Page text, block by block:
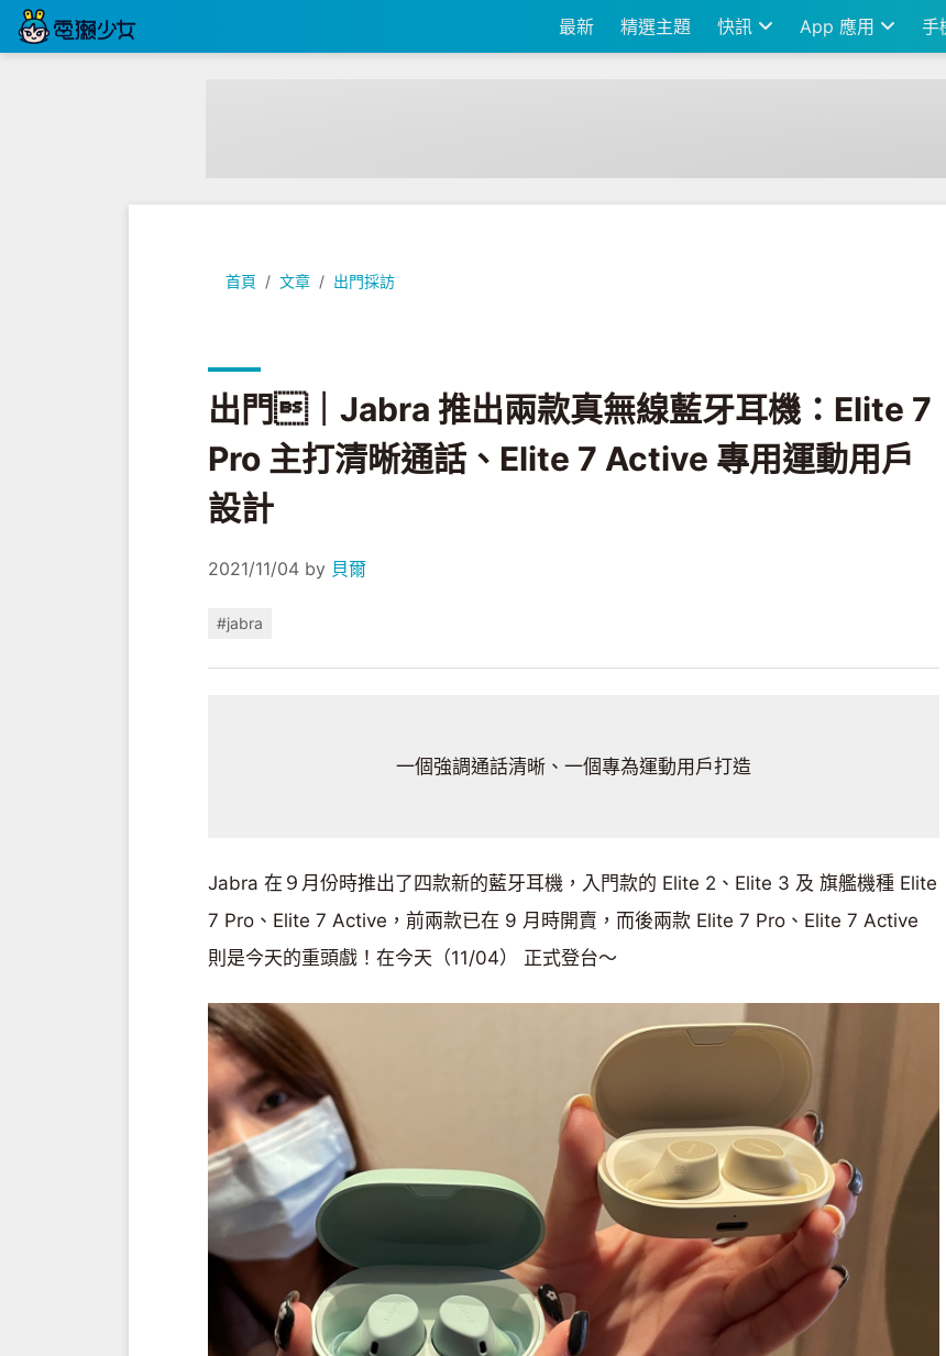
最新 精選主題 快訊 App 應用 手
首頁 文章 出門採訪
出門｜Jabra 推出兩款真無線藍牙耳機：Elite 7 Pro 主打清晰通話、Elite 7 Active 專用運動用戶設計
出門｜Jabra 推出兩款真無線藍牙耳機：Elite 7
Pro 主打清晰通話、Elite 7 Active 專用運動用戶
設計
2021/11/04 by 貝爾
#jabra
一個強調通話清晰、一個專為運動用戶打造
Jabra 在９月份時推出了四款新的藍牙耳機，入門款的 Elite 2、Elite 3 及 旗艦機種 Elite
7 Pro、Elite 7 Active，前兩款已在 9 月時開賣，而後兩款 Elite 7 Pro、Elite 7 Active
則是今天的重頭戲！在今天（11/04） 正式登台～